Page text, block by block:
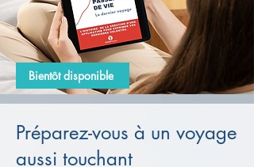
Bientôt disponible
Préparez-vous à un voyage
aussi touchant